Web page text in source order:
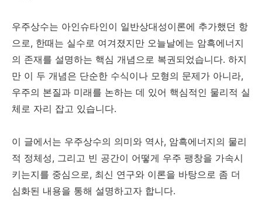
우주상수는 아인슈타인이 일반상대성이론에 추가했던 항
으로, 한때는 실수로 여겨졌지만 오늘날에는 암흑에너지
의 존재를 설명하는 핵심 개념으로 복권되었습니다. 하지
만 이 두 개념은 단순한 수식이나 모형의 문제가 아니라,
우주의 본질과 미래를 논하는 데 있어 핵심적인 물리적 실
체로 자리 잡고 있습니다.
이 글에서는 우주상수의 의미와 역사, 암흑에너지의 물리
적 정체성, 그리고 빈 공간이 어떻게 우주 팽창을 가속시
키는지를 중심으로, 최신 연구와 이론을 바탕으로 좀 더
심화된 내용을 통해 설명하고자 합니다.